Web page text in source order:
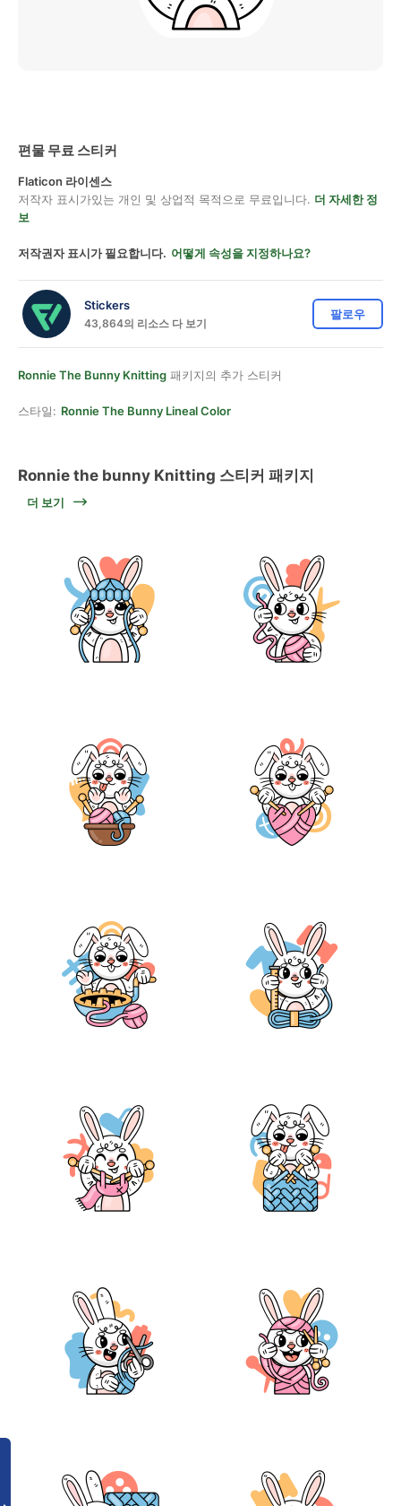
편물 무료 스티커
Flaticon 라이센스
저작자 표시가있는 개인 및 상업적 목적으로 무료입니다. 더 자세한 정
보
저작권자 표시가 필요합니다. 어떻게 속성을 지정하나요?
Stickers
43,864의 리소스 다 보기
팔로우
Ronnie The Bunny Knitting 패키지의 추가 스티커
스타일: Ronnie The Bunny Lineal Color
Ronnie the bunny Knitting 스티커 패키지
더 보기